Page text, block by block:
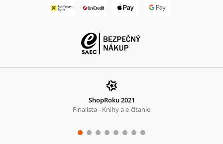
ShopRoku 2021
Finalista - Knihy a e-čítanie